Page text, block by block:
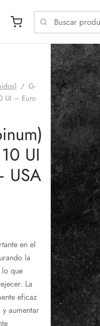
/ G-
UI – Euro
UI
USA
en el
la
que
La
eficaz
aumentar